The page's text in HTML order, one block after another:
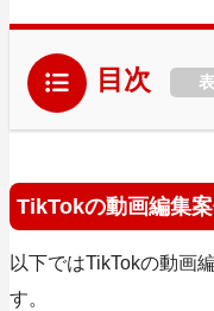
目次
TikTokの動画編集
以下ではTikTokの動画
す。